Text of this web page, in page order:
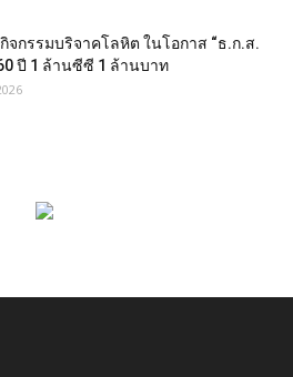
จกรรมบริจาคโลหิต ในโอกาส “ธ.ก.ส.
ปี 1 ล้านซีซี 1 ล้านบาท